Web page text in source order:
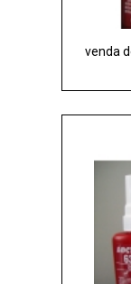
venda